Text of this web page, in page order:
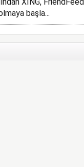
başla...